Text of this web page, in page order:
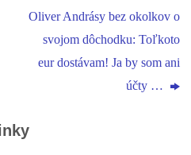
Oliver Andrásy bez okolkov o
svojom dôchodku: Toľkoto
eur dostávam! Ja by som ani
účty …